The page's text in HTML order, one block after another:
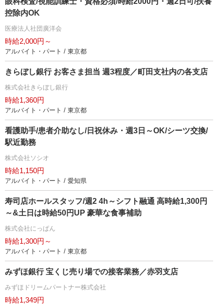
控除内OK
医療法人社団廣洋会
時給2,000円～
アルバイト・パート / 東京都
きらぼし銀行 お客さま担当 週3程度／町田支社内の各支店
株式会社きらぼし銀行
時給1,360円
アルバイト・パート / 東京都
看護助手/患者介助なし/日祝休み・週3日～OK/シーツ交換/
駅近勤務
株式会社ソシオ
時給1,150円
アルバイト・パート / 愛知県
寿司店ホールスタッフ/週2 4h～シフト融通 高時給1,300円
～&土日は時給50円UP 豪華な食事補助
株式会社にっぱん
時給1,300円～
アルバイト・パート / 東京都
みずほ銀行 宝くじ売り場での接客業務／赤羽支店
みずほドリームパートナー株式会社
時給1,349円